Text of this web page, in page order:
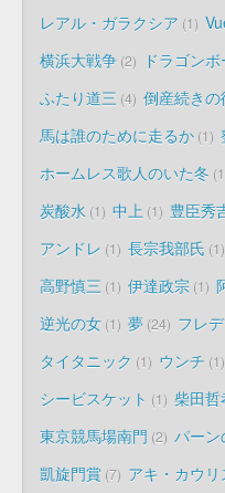
レアル・ガラクシア 1
横浜大戦争 2 ドラゴン
ふたり道三 4 倒産続きの
馬は誰のために走るか 1
ホームレス歌人のいた冬 1
炭酸水 1 中上 1 豊臣秀
アンドレ 1 長宗我部氏 1
高野慎三 1 伊達政宗 1
逆光の女 1 夢 24 フレ
タイタニック 1 ウンチ 1
シービスケット 1 柴田哲
東京競馬場南門 2 パー
凱旋門賞 7 アキ・カウリ